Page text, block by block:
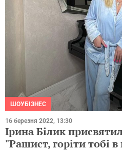
ШОУБІЗНЕС
16 березня 2022, 13:30
Ірина Білик
"Рашист, горіти тобі в